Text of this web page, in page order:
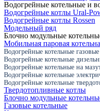
Водогрейные котельные и
Водогрейные котлы Ural-
Водогрейные котлы Rossen
Модельный ряд
Блочно модульные
Мобильная паровая
Водогрейные котельные газовые
Водогрейные котельные
Водогрейные котельные на
Водогрейные котельные
Водогрейные котельные
Твердотопливные котлы
Блочно модульные
Газовые котельные